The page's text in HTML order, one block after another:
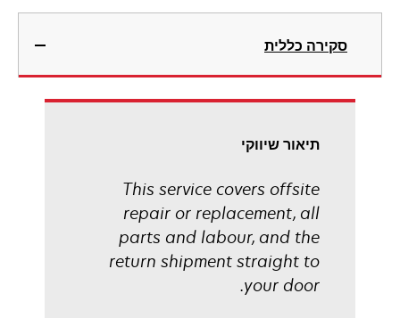
סקירה כללית
תיאור שיווקי
This service covers offsite
repair or replacement, all
parts and labour, and the
return shipment straight to
your door.